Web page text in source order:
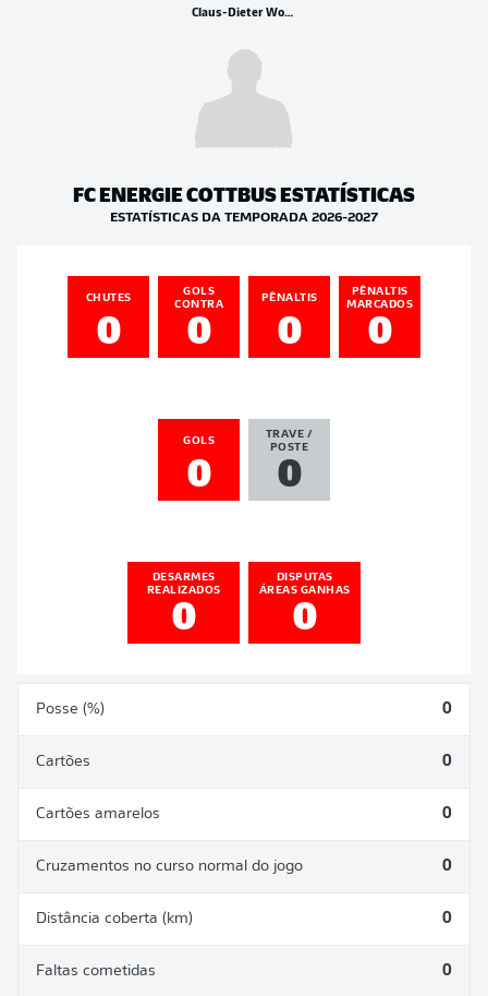
Claus-Dieter Wollitz
FC ENERGIE COTTBUSESTATÍSTICAS
ESTATÍSTICAS DA TEMPORADA 2026-2027
CHUTES
0
GOLS
CONTRA
0
PÊNALTIS
0
PÊNALTIS
MARCADOS
0
GOLS
0
TRAVE /
POSTE
0
DESARMES
REALIZADOS
0
DISPUTAS
ÁREAS GANHAS
0
Posse (%) 0
Cartões 0
Cartões amarelos 0
Cruzamentos no curso normal do jogo 0
Distância coberta (km) 0
Faltas cometidas 0